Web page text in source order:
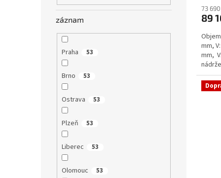
záznam
Praha 53
Brno 53
Ostrava 53
Plzeň 53
Liberec 53
Olomouc 53
73
89
mm,
mm,
nádrž